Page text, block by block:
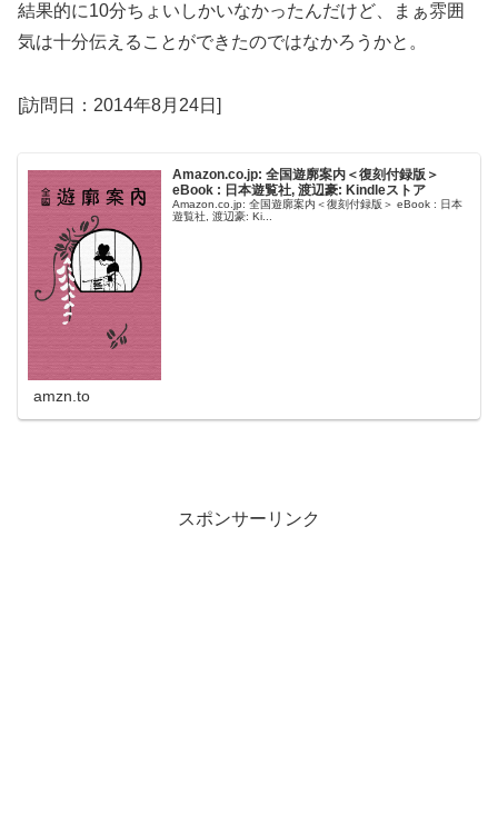
結果的に10分ちょいしかいなかったんだけど、まぁ雰囲
気は十分伝えることができたのではなかろうかと。
[訪問日：2014年8月24日]
Amazon.co.jp: 全国遊廓案内＜復刻付録版＞
eBook : 日本遊覧社, 渡辺豪: Kindleストア
Amazon.co.jp: 全国遊廓案内＜復刻付録版＞ eBook : 日本
遊覧社, 渡辺豪: Ki...
amzn.to
スポンサーリンク